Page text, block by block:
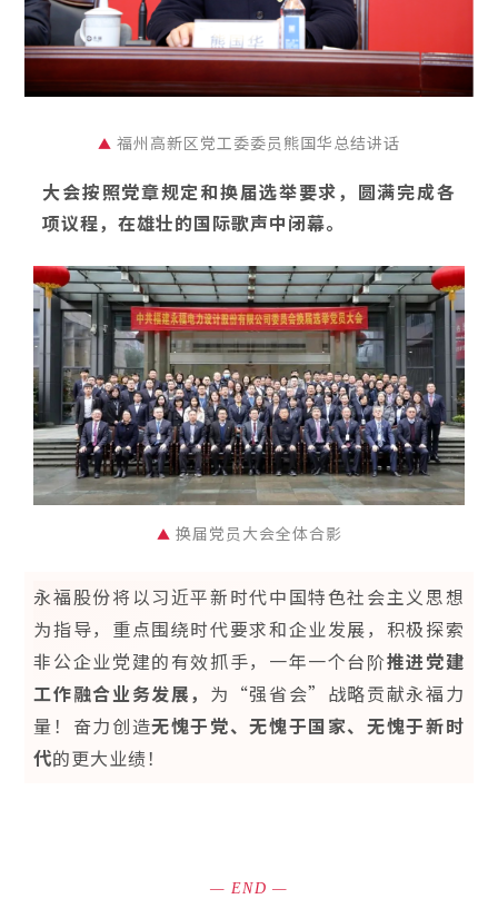
▲ 福州高新区党工委委员熊国华总结讲话
大会按照党章规定和换届选举要求，圆满完成各
项议程，在雄壮的国际歌声中闭幕。
▲ 换届党员大会全体合影
永福股份将以习近平新时代中国特色社会主义思想
为指导，重点围绕时代要求和企业发展，积极探索
非公企业党建的有效抓手，一年一个台阶推进党建
工作融合业务发展， 为“强省会”战略贡献永福力
量！奋力创造无愧于党、无愧于国家、无愧于新时
代的更大业绩！
— END —